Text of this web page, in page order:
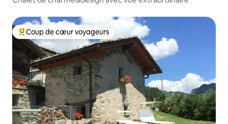
Coups de cœur voyageurs les plus appréciés
Coup de cœur voyageurs